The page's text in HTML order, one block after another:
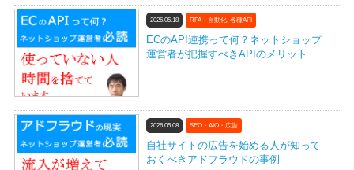
2026.05.18 RPA・自動化, 各種API
ECのAPI連携って何？ネットショップ
運営者が把握すべきAPIのメリット
2026.05.08 SEO・AIO・広告
自社サイトの広告を始める人が知って
おくべきアドフラウドの事例